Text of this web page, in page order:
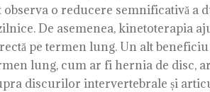
o reducere semnificativă a
De asemenea, kinetoterapia
pe termen lung. Un alt
lung, cum ar fi hernia de disc,
discurilor intervertebrale și